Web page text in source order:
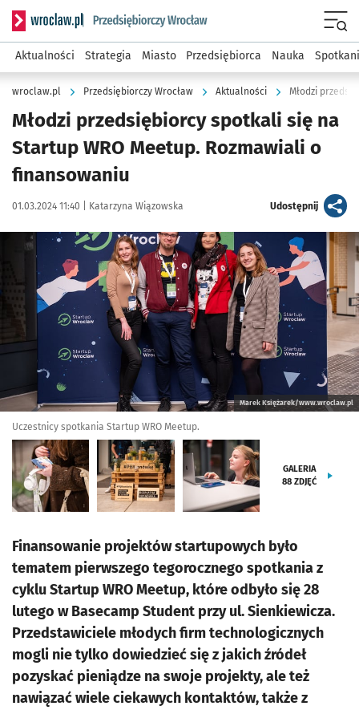
Serwis informacyjny wroclaw.pl podserwis: Strategia
Aktualności Strategia Miasto Przedsiębiorca Nauka
wroclaw.pl Przedsiębiorczy Wrocław Aktualności
Młodzi przedsiębiorcy spotkali się na
Startup WRO Meetup. Rozmawiali o
finansowaniu
Data publikacji:
01.03.2024 11:40 | Autor:
Katarzyna Wiązowska Udostępnijartykuł
Kliknij, aby zobaczyć galerię
Marek Księżarek/www.wroclaw.pl
Uczestnicy spotkania Startup WRO Meetup.
GALERIA
88 ZDJĘĆ
Finansowanie projektów startupowych było
tematem pierwszego tegorocznego spotkania z
cyklu Startup WRO Meetup, które odbyło się 28
lutego w Basecamp Student przy ul. Sienkiewicza.
Przedstawiciele młodych firm technologicznych
mogli nie tylko dowiedzieć się z jakich źródeł
pozyskać pieniądze na swoje projekty, ale też
nawiązać wiele ciekawych kontaktów, także z